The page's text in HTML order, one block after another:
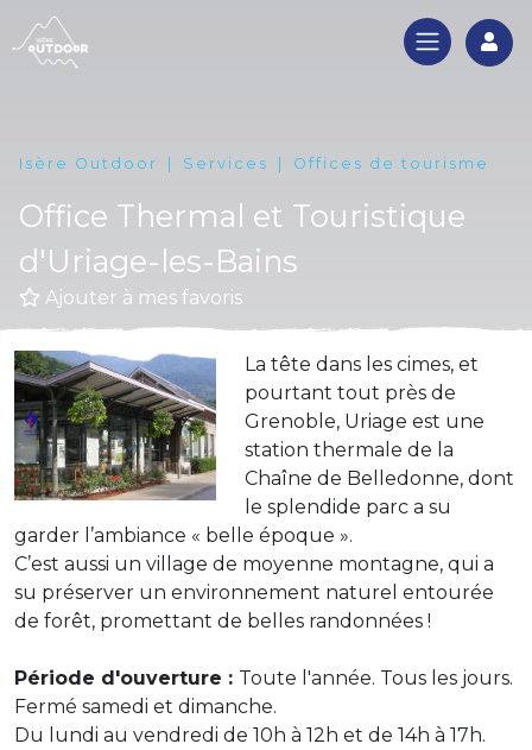
Isère Outdoor Services Offices de tourisme
Office Thermal et Touristique
d'Uriage-les-Bains
Ajouter à mes favoris
La tête dans les cimes, et
pourtant tout près de
Grenoble, Uriage est une
station thermale de la
Chaîne de Belledonne, dont
le splendide parc a su
garder l’ambiance « belle époque ».
C’est aussi un village de moyenne montagne, qui a
su préserver un environnement naturel entourée
de forêt, promettant de belles randonnées !
Période d'ouverture : Toute l'année. Tous les jours.
Fermé samedi et dimanche.
Du lundi au vendredi de 10h à 12h et de 14h à 17h.